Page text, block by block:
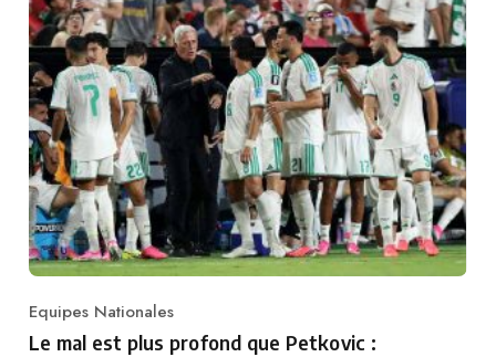
Category
Equipes Nationales
Le mal est plus profond que Petkovic :